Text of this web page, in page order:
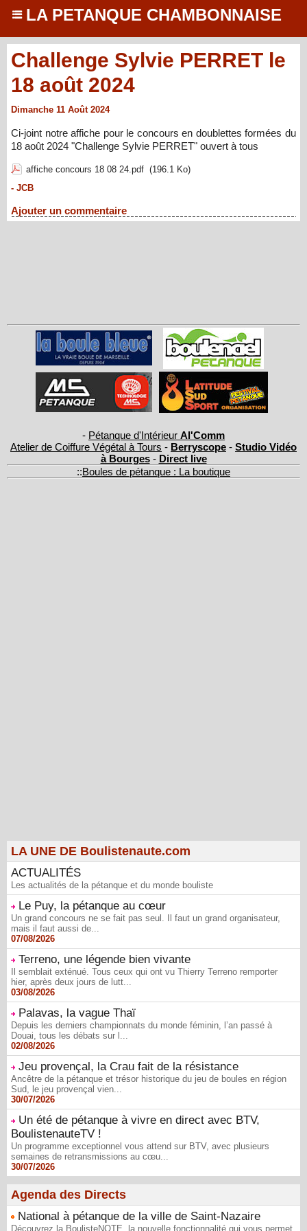
LA PETANQUE CHAMBONNAISE
Challenge Sylvie PERRET le
18 août 2024
Dimanche 11 Août 2024
Ci-joint notre affiche pour le concours en doublettes formées du
18 août 2024 "Challenge Sylvie PERRET" ouvert à tous
affiche concours 18 08 24.pdf (196.1 Ko)
- JCB
Ajouter un commentaire
- Pétanque d'Intérieur Al'Comm
Atelier de Coiffure Végétal à Tours - Berryscope - Studio Vidéo
à Bourges- Direct live
::Boules de pétanque : La boutique
LA UNE DE Boulistenaute.com
ACTUALITÉS
Les actualités de la pétanque et du monde bouliste
Le Puy, la pétanque au cœur
Un grand concours ne se fait pas seul. Il faut un grand organisateur,
mais il faut aussi de...
07/08/2026
Terreno, une légende bien vivante
Il semblait exténué. Tous ceux qui ont vu Thierry Terreno remporter
hier, après deux jours de lutt...
03/08/2026
Palavas, la vague Thaï
Depuis les derniers championnats du monde féminin, l’an passé à
Douai, tous les débats sur l...
02/08/2026
Jeu provençal, la Crau fait de la résistance
Ancêtre de la pétanque et trésor historique du jeu de boules en région
Sud, le jeu provençal vien...
30/07/2026
Un été de pétanque à vivre en direct avec BTV,
BoulistenauteTV !
Un programme exceptionnel vous attend sur BTV, avec plusieurs
semaines de retransmissions au cœu...
30/07/2026
Agenda des Directs
National à pétanque de la ville de Saint-Nazaire
Découvrez la BoulisteNOTE, la nouvelle fonctionnalité qui vous permet